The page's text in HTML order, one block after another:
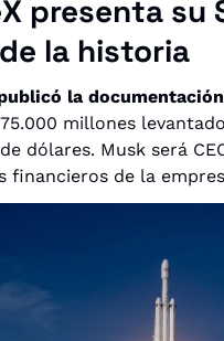
presenta su
la historia
la
millones
dólares. Musk será
financieros de la